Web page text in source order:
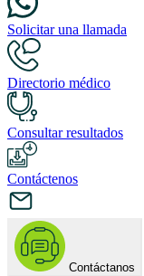
Solicitar una llamada
Directorio médico
Consultar resultados
Contáctenos
Contáctanos